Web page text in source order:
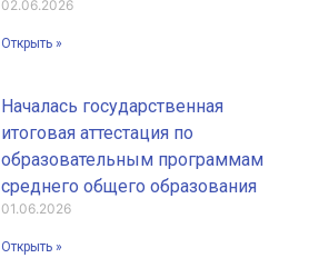
02.06.2026
Открыть »
Началась государственная
итоговая аттестация по
образовательным программам
среднего общего образования
01.06.2026
Открыть »